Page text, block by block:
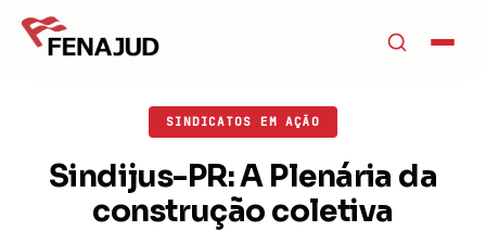
SINDICATOS EM AÇÃO
Sindijus-PR: A Plenária da
construção coletiva